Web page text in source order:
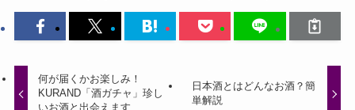
何が届くかお楽しみ！
KURAND「酒ガチャ」珍し
いお酒と出会えます
日本酒とはどんなお酒？簡
単解説